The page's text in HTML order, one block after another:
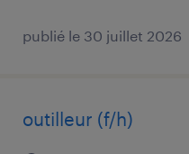
publié le 30 juillet 2026
outilleur (f/h)